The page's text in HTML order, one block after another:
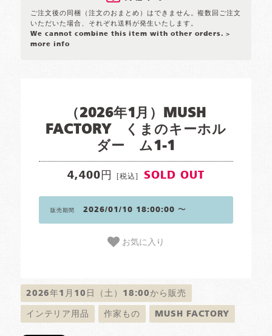
ご注文後の同梱（注文のおまとめ）はできません。複数回ご注文
いただいた場合、それぞれ送料が発生いたします。
We cannot combine this item with other orders. >
more info
（2026年1月）MUSH
FACTORY くまのキーホル
ダー ム1-1
4,400円 [税込] SOLD OUT
販売期間 2026/01/10 18:00:00 〜
お気に入り
2026年1月10日（土）18:00から販売
インテリア用品 作家もの MUSH FACTORY